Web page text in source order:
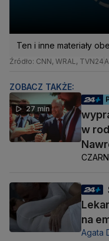
Ten i inne materiały
Źródło: CNN, WRAL, TVN24
ZOBACZ TAKŻE:
27 min
w
na
Agata